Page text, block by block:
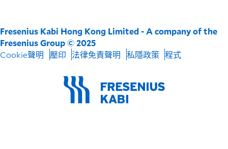
Fresenius Kabi Hong Kong Limited - A company of the
Fresenius Group © 2025
Cookie聲明
壓印 法律免責聲明 私隱政策 程式